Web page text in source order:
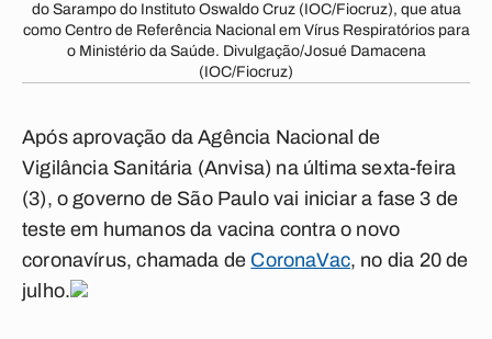
do Sarampo do Instituto Oswaldo Cruz (IOC/Fiocruz), que atua
como Centro de Referência Nacional em Vírus Respiratórios para
o Ministério da Saúde. Divulgação/Josué Damacena
(IOC/Fiocruz)
Após aprovação da Agência Nacional de
Vigilância Sanitária (Anvisa) na última sexta-feira
(3), o governo de São Paulo vai iniciar a fase 3 de
teste em humanos da vacina contra o novo
coronavírus, chamada de CoronaVac, no dia 20 de
julho.